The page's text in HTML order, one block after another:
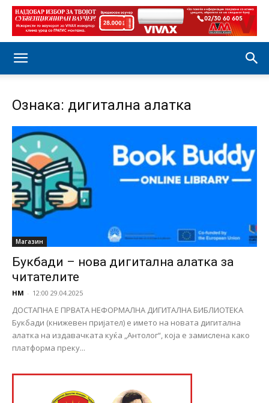
Ознака: дигитална алатка
Магазин
Букбади – нова дигитална алатка за
читателите
НМ - 12:00 29.04.2025
ДОСТАПНА Е ПРВАТА НЕФОРМАЛНА ДИГИТАЛНА БИБЛИОТЕКА
Букбади (книжевен пријател) е името на новата дигитална
алатка на издавачката куќа „Антолог“, која е замислена како
платформа преку...